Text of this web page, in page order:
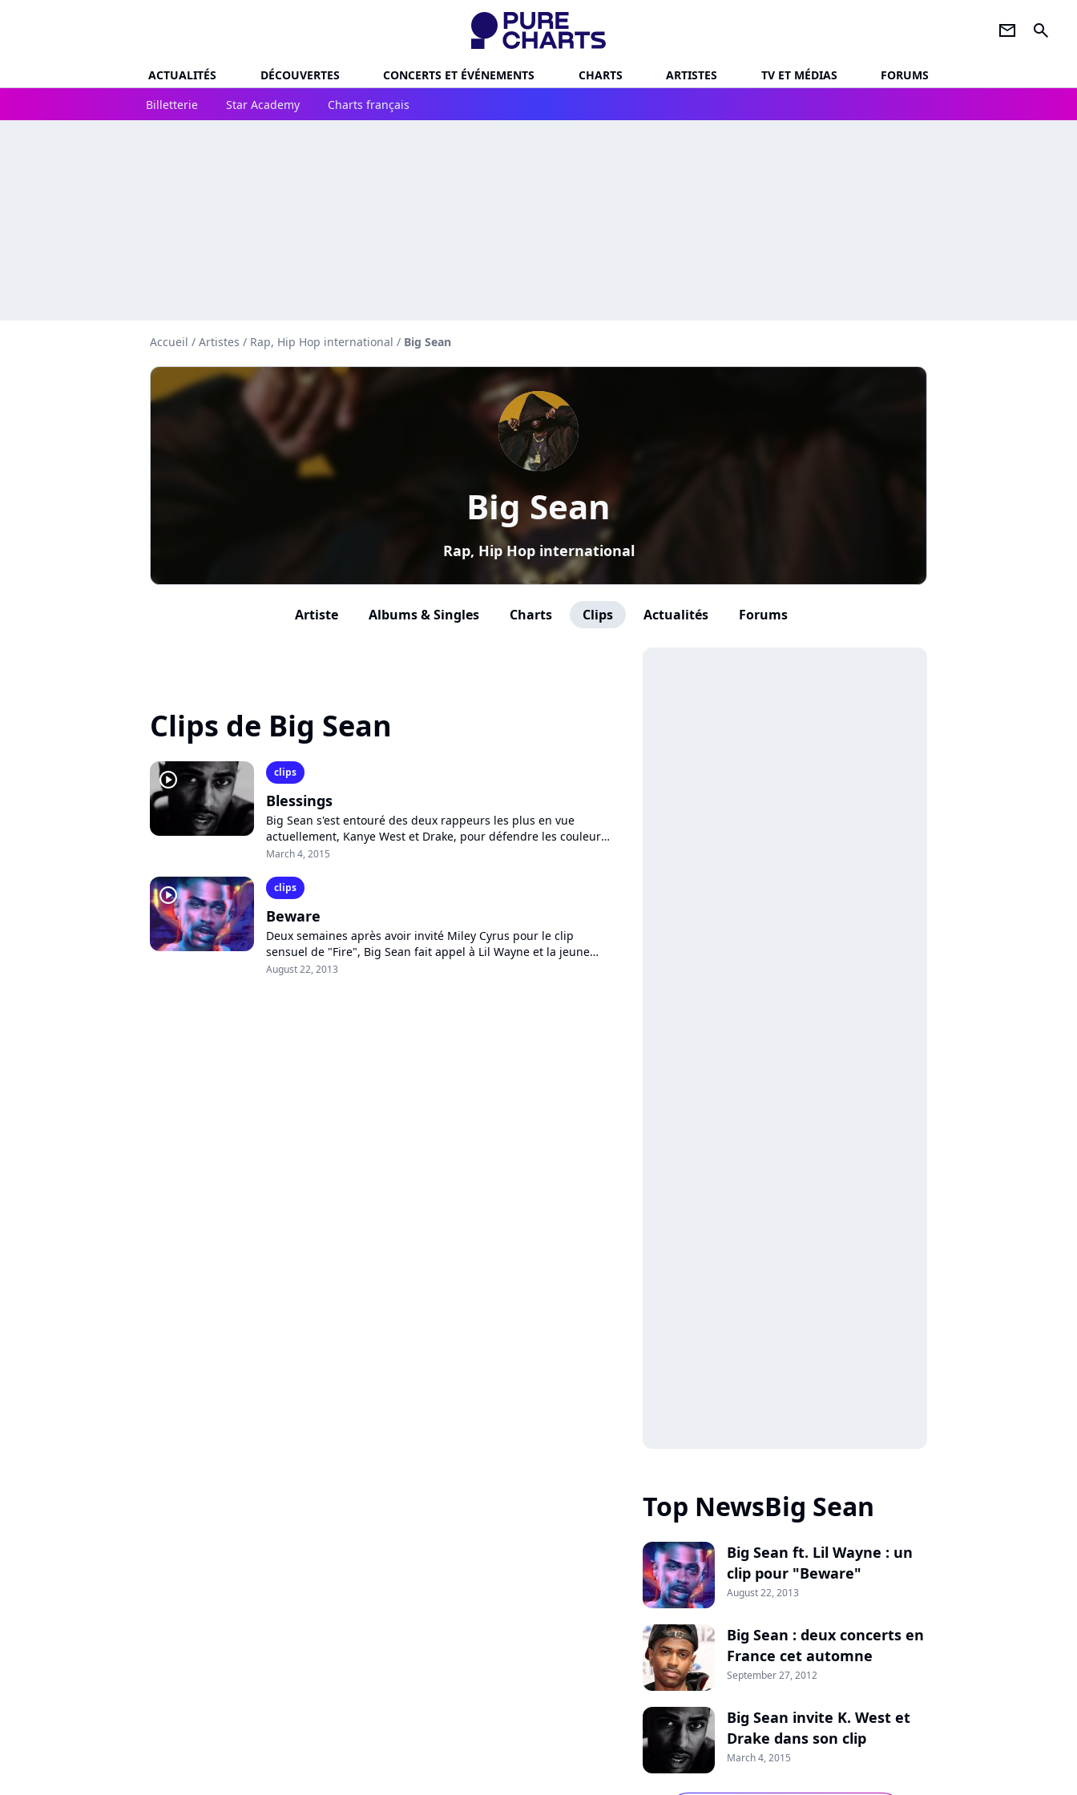
newsletter search
ACTUALITÉS DÉCOUVERTES CONCERTS ET ÉVÉNEMENTS CHARTS ARTISTES TV ET MÉDIAS
FORUMS
Billetterie
Star Academy Charts français
Accueil / Artistes / Rap, Hip Hop international / Big Sean
Big Sean
Rap, Hip Hop international
Artiste Albums & Singles Charts Clips Actualités Forums
Clips de Big Sean
player2 clips
Blessings
Big Sean s'est entouré des deux rappeurs les plus en vue
actuellement, Kanye West et Drake, pour défendre les couleurs
de son nouvel album "Dark Sky Paradise"....
March 4, 2015
player2 clips
Beware
Deux semaines après avoir invité Miley Cyrus pour le clip
sensuel de "Fire", Big Sean fait appel à Lil Wayne et la jeune
artiste Jhené Aiko pour son nouveau...
August 22, 2013
Top NewsBig Sean
Big Sean ft. Lil Wayne : un
clip pour "Beware"
August 22, 2013
Big Sean : deux concerts en
France cet automne
September 27, 2012
Big Sean invite K. West et
Drake dans son clip
March 4, 2015